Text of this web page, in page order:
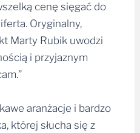
cenę sięgać do
Oryginalny,
Marty Rubik uwodzi
i przyjaznym
aranżacje i bardzo
której słucha się z